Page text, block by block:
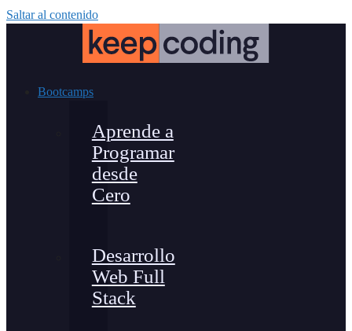
Saltar al contenido
Bootcamps
Aprende a
Programar
desde
Cero
Desarrollo
Web Full
Stack